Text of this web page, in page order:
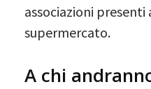
associazioni presenti
supermercato.
A chi